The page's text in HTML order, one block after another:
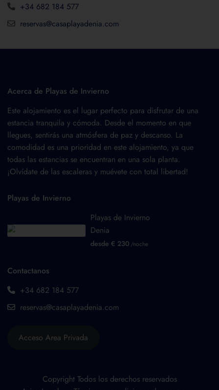
+34 682 184 577
reservas@casaplayadenia.com
Acerca de Playas de Invierno
Este alojamiento es el lugar perfecto para disfrutar de una
estancia tranquila y cómoda. Desde el momento en que
llegues, sentirás una atmósfera de paz y descanso. La
comodidad es una prioridad en este alojamiento, ya que
todas las estancias se encuentran en una sola planta.
¡Olvídate de las escaleras y muévete con total libertad!
Playas de Invierno
Playas de Invierno
Denia
desde € 230/noche
Contactanos
+34 682 184 577
reservas@casaplayadenia.com
Acceso Area Privada
Copyright Todos los derechos reservados